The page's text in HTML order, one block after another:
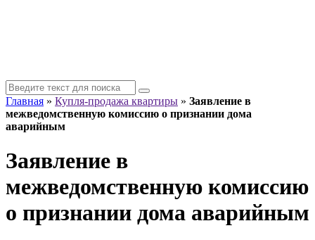
Главная » Купля-продажа квартиры » Заявление в
межведомственную комиссию о признании дома
аварийным
Заявление в
межведомственную комиссию
о признании дома аварийным